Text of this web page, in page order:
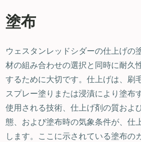
塗布
ウェスタンレッドシダーの仕上げの
材の組み合わせの選択と同時に耐久
するために大切です。仕上げは、刷
スプレー塗りまたは浸漬により塗布
使用される技術、仕上げ剤の質およ
態、および塗布時の気象条件が、仕
します。ここに示されている塗布の